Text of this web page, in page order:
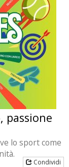
passione
lo sport come
Condividi